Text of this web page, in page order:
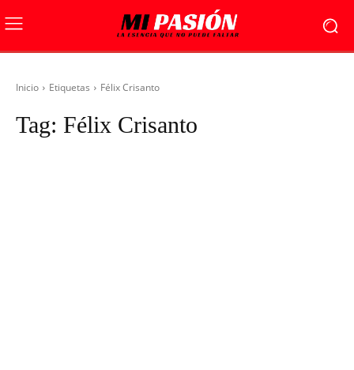
Inicio Etiquetas Félix Crisanto
Tag: Félix Crisanto